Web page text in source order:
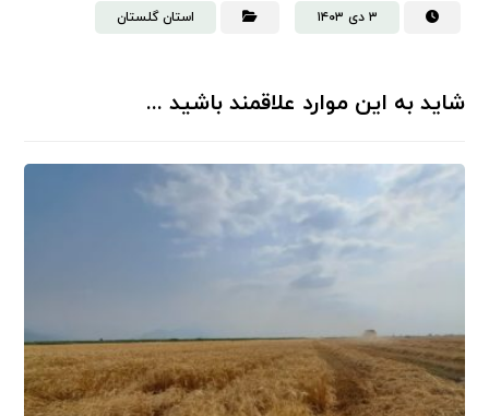
۳ دی ۱۴۰۳ استان گلستان
شاید به این موارد علاقمند باشید ...